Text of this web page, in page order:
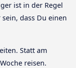
ist in der Regel
dass Du einen
Statt am
reisen.